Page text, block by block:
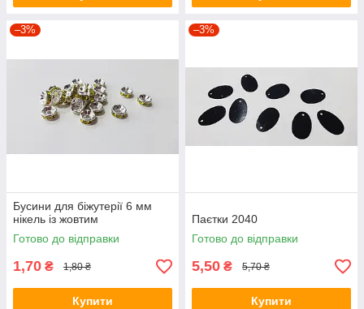
–3%
Бусини для біжутерії 6 мм
нікель із жовтим
Готово до відправки
1,70 ₴ 1,80 ₴
Купити
–3%
Паєтки 2040
Готово до відправки
5,50 ₴ 5,70 ₴
Купити